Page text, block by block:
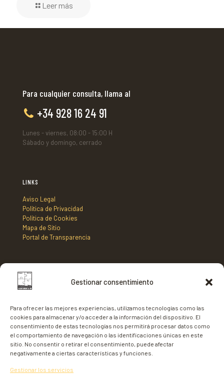
Gestionar consentimiento
Para ofrecer las mejores experiencias, utilizamos tecnologías como las
cookies para almacenar y/o acceder a la información del dispositivo. El
consentimiento de estas tecnologías nos permitirá procesar datos como
el comportamiento de navegación o las identificaciones únicas en este
sitio. No consentir o retirar el consentimiento, puede afectar
negativamente a ciertas características y funciones.
Gestionar los servicios
Leer más
Para cualquier consulta, llama al
+34 928 16 24 91
Lunes - viernes, 08:00 - 15:00 H
Sábado y domingo, cerrado
LINKS
Aviso Legal
Política de Privacidad
Política de Cookies
Mapa de Sitio
Portal de Transparencia
DIRECCIÓN
35620 - Gran Tarajal,
Fuerteventura